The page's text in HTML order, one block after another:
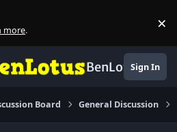
more. ×
BenLotusSign In
Board General Discussion